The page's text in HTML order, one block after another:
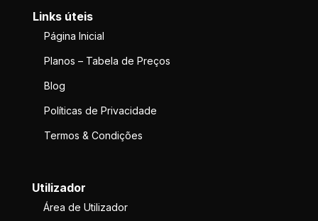
Links úteis
Página Inicial
Planos – Tabela de Preços
Blog
Políticas de Privacidade
Termos & Condições
Utilizador
Área de Utilizador